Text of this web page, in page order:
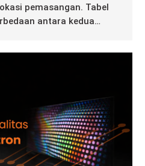
pemasangan. Tabel
antara kedua…